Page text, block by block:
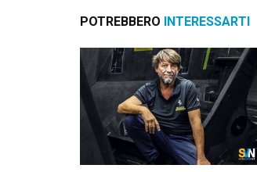
POTREBBERO INTERESSARTI